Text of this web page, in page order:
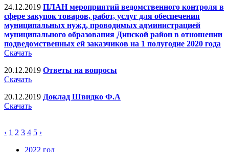
24.12.2019 ПЛАН мероприятий ведомственного контроля в
сфере закупок товаров, работ, услуг для обеспечения
муниципальных нужд, проводимых администрацией
муниципального образования Динской район в отношении
подведомственных ей заказчиков на 1 полугодие 2020 года
Скачать
20.12.2019 Ответы на вопросы
Скачать
20.12.2019 Доклад Швидко Ф.А
Скачать
‹ 1 2 3 4 5 ›
2022 год